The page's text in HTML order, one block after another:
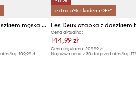
Les Deux czapka z daszkiem męska bawełniana Mini
109,99 zł
extra -5% z kodem: OFF*
Cena aktualna:
144,99 zł
Cena regularna:209,99 zł
Najniższa cena z 30 dni przed obniżką: